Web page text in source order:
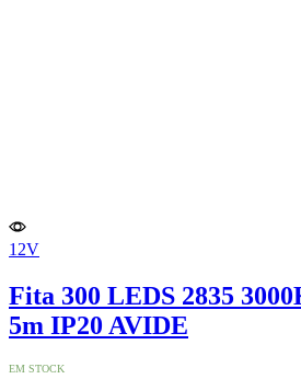
12V
Fita 300 LEDS 2835
5m IP20 AVIDE
EM STOCK